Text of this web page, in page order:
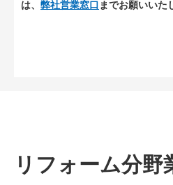
は、 弊社営業窓口 までお願いいた
リフォーム分野